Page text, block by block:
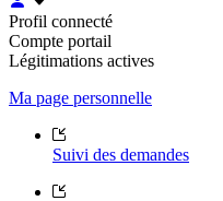
Profil connecté
Compte portail
Légitimations actives
Ma page personnelle
Suivi des demandes